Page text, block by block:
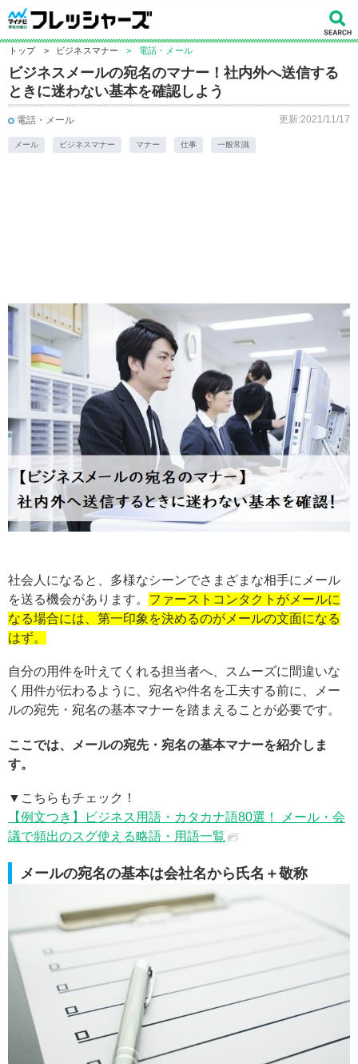
トップ > ビジネスマナー > 電話・メール
ビジネスメールの宛名のマナー！社内外へ送信する
ときに迷わない基本を確認しよう
電話・メール 更新:2021/11/17
メール ビジネスマナー マナー 仕事 一般常識
社会人になると、多様なシーンでさまざまな相手にメール
を送る機会があります。 ファーストコンタクトがメールに
なる場合には、第一印象を決めるのがメールの文面になる
はず。
自分の用件を叶えてくれる担当者へ、スムーズに間違いな
く用件が伝わるように、宛名や件名を工夫する前に、メー
ルの宛先・宛名の基本マナーを踏まえることが必要です。
ここでは、メールの宛先・宛名の基本マナーを紹介しま
す。
▼こちらもチェック！
【例文つき】ビジネス用語・カタカナ語80選！ メール・会
議で頻出のスグ使える略語・用語一覧
メールの宛名の基本は会社名から氏名＋敬称